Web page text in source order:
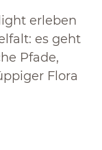
erleben
es geht
Pfade,
Flora